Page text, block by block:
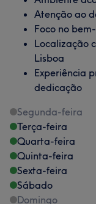
Atenção ao
Foco no
Localização
Lisboa
Experiência
dedicação
Segunda-feira
Terça-feira
Quarta-feira
Quinta-feira
Sexta-feira
Sábado
Domingo